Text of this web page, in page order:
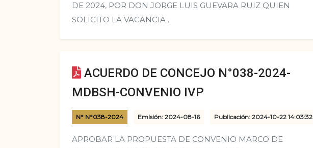
DE 2024, POR DON JORGE LUIS GUEVARA RUIZ QUIEN
SOLICITO LA VACANCIA .
ACUERDO DE CONCEJO N°038-2024-
MDBSH-CONVENIO IVP
N° N°038-2024 Emisión: 2024-08-16 Publicación: 2024-10-22 14:03:32
APROBAR LA PROPUESTA DE CONVENIO MARCO DE